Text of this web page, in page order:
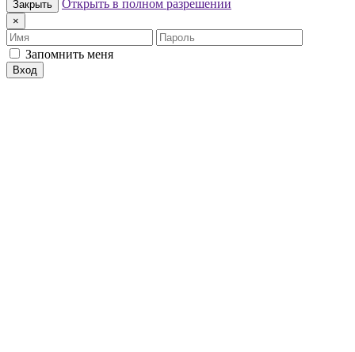
Закрыть Открыть в полном разрешении
×
Имя
Пароль
Запомнить меня
Вход